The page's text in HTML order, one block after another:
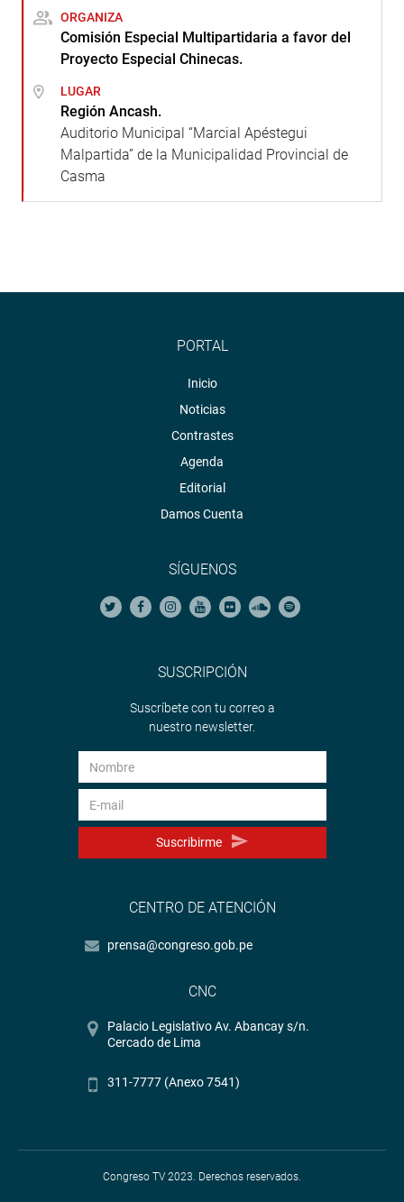
ORGANIZA
Comisión Especial Multipartidaria a favor del
Proyecto Especial Chinecas.
LUGAR
Región Ancash.
Auditorio Municipal “Marcial Apéstegui
Malpartida” de la Municipalidad Provincial de
Casma
PORTAL
Inicio
Noticias
Contrastes
Agenda
Editorial
Damos Cuenta
SÍGUENOS
SUSCRIPCIÓN
Suscríbete con tu correo a
nuestro newsletter.
Suscribirme
CENTRO DE ATENCIÓN
prensa@congreso.gob.pe
CNC
Palacio Legislativo Av. Abancay s/n.
Cercado de Lima
311-7777 (Anexo 7541)
Congreso TV 2023. Derechos reservados.